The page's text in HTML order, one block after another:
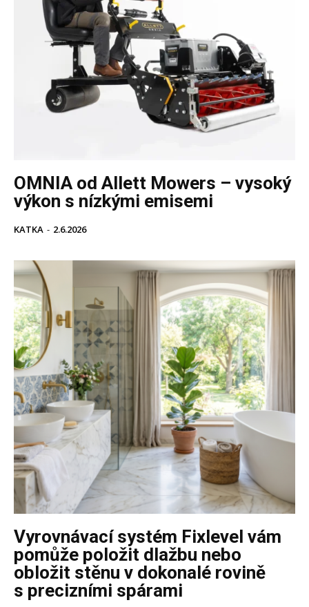
OMNIA od Allett Mowers – vysoký
výkon s nízkými emisemi
KATKA - 2.6.2026
Vyrovnávací systém Fixlevel vám
pomůže položit dlažbu nebo
obložit stěnu v dokonalé rovině
s precizními spárami